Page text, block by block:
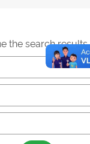
the search results.